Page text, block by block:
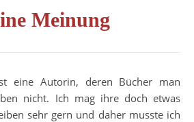
Meinung
eine Autorin, deren Bücher man
nicht. Ich mag ihre doch etwas
sehr gern und daher musste ich